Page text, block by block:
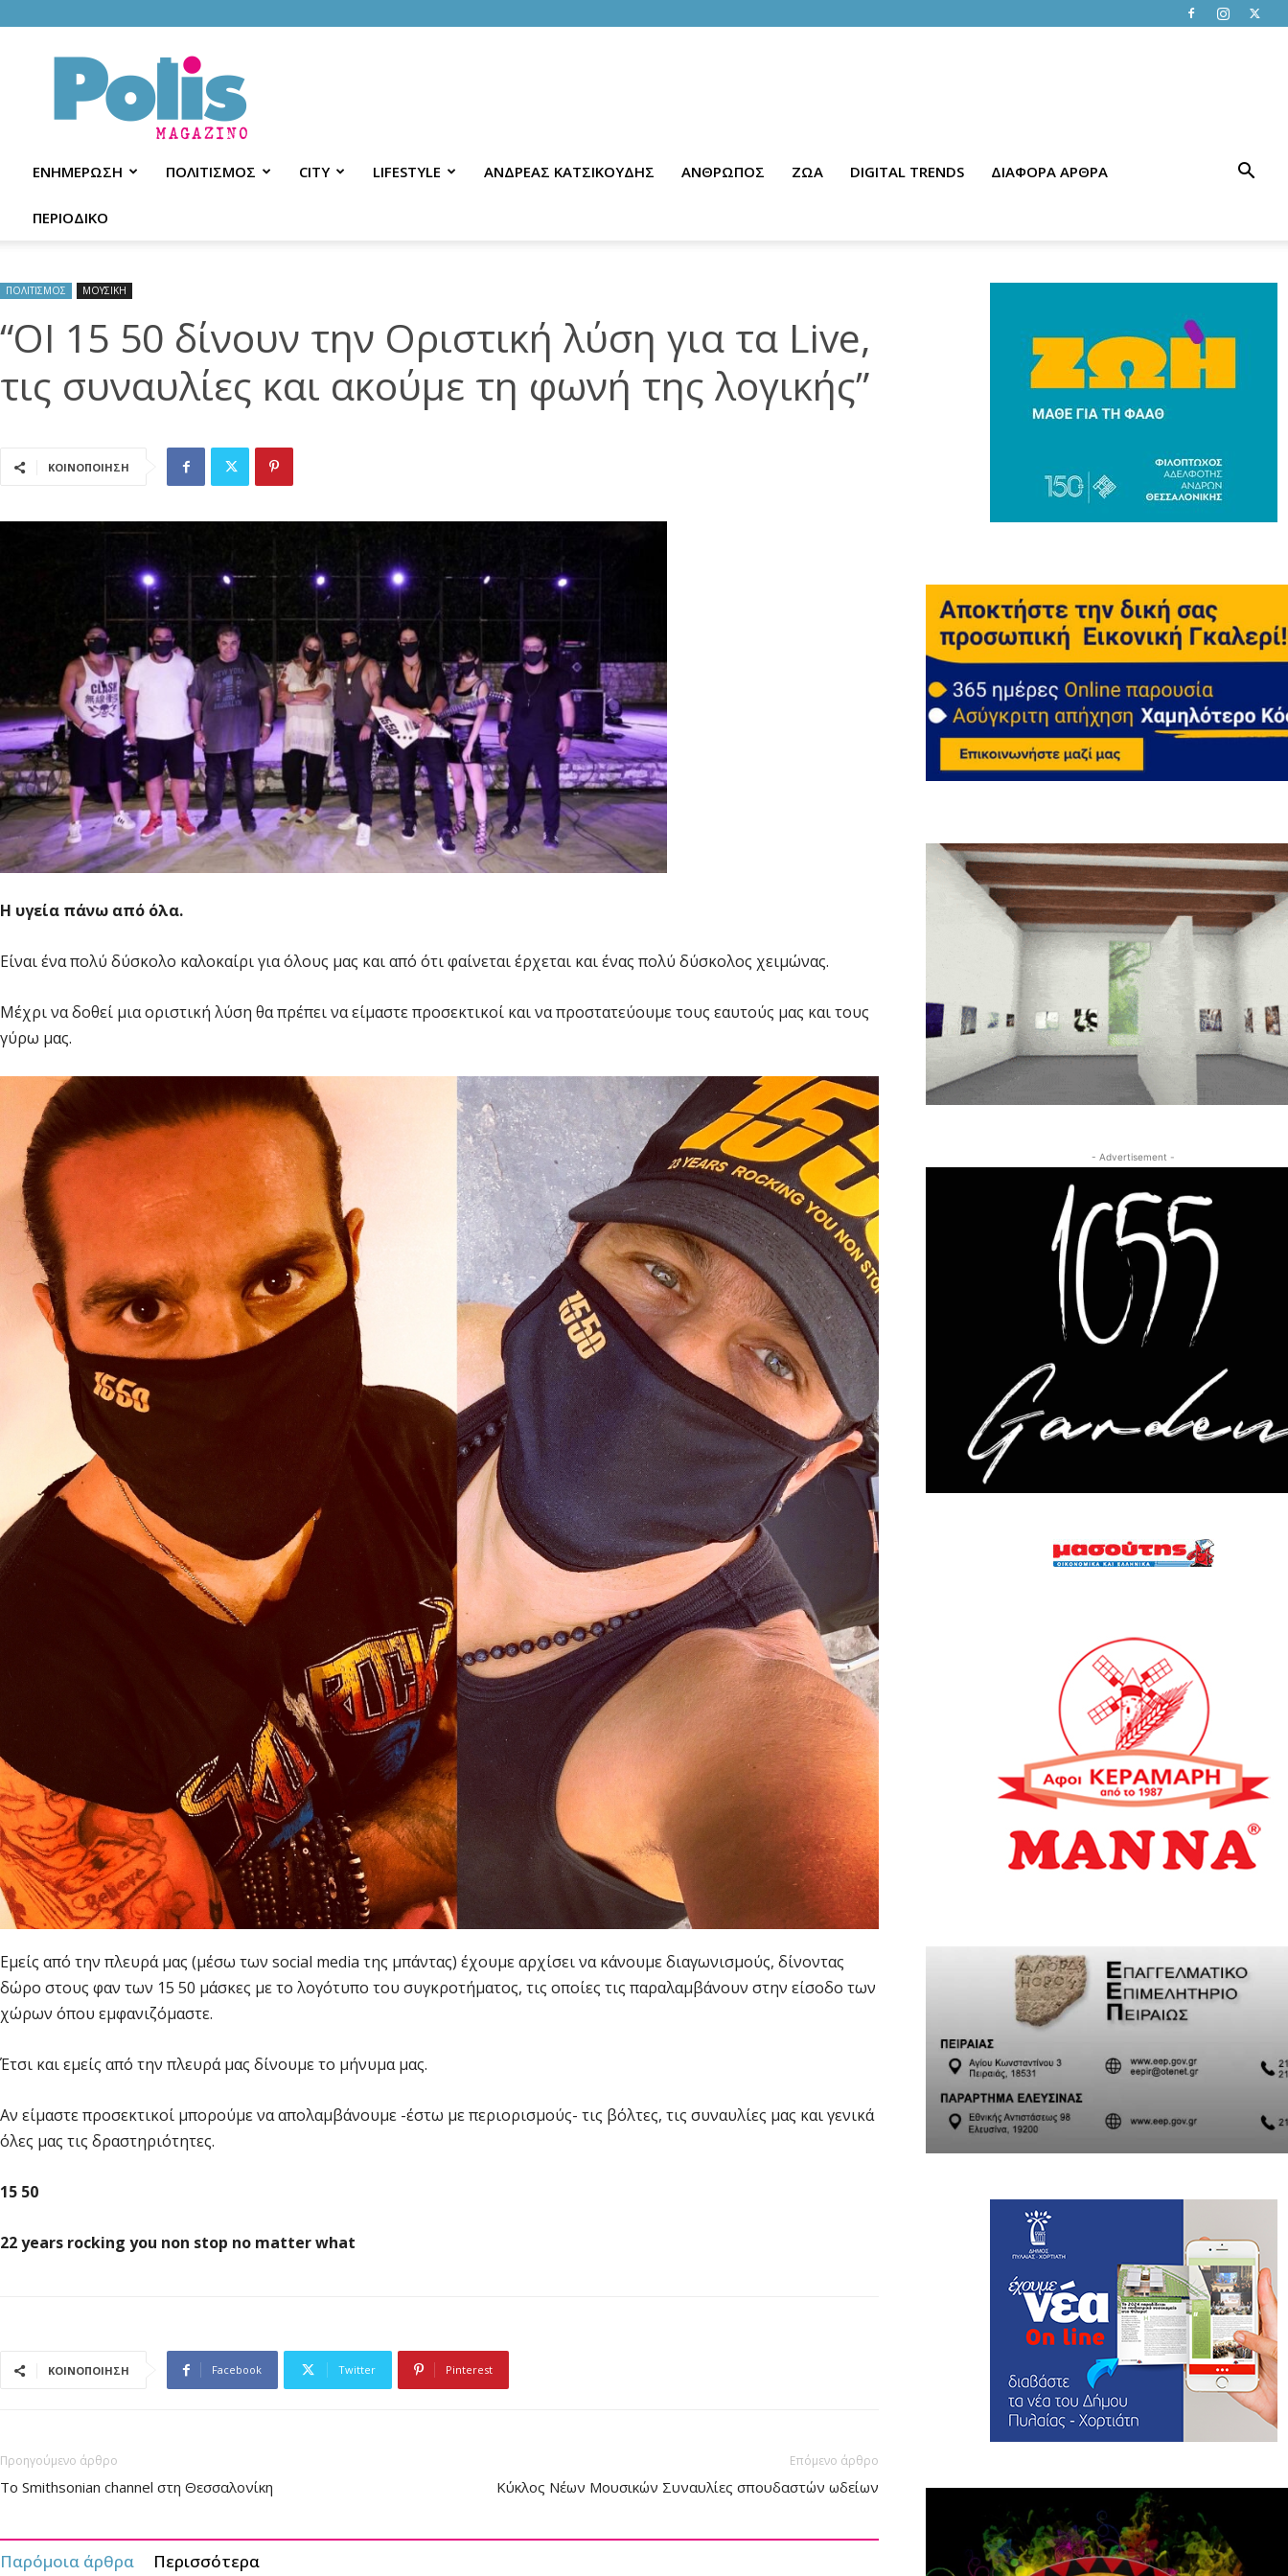
Polis
Magazino
ΕΝΗΜΕΡΩΣΗ ΠΟΛΙΤΙΣΜΟΣ CITY LIFESTYLE ΑΝΔΡΕΑΣ ΚΑΤΣΙΚΟΥΔΗΣ ΑΝΘΡΩΠΟΣ ΖΩΑ DIGITAL TRENDS ΔΙΑΦΟΡΑ ΑΡΘΡΑ
ΠΕΡΙΟΔΙΚΟ
ΠΟΛΙΤΙΣΜΟΣ ΜΟΥΣΙΚΗ
“ΟΙ 15 50 δίνουν την Οριστική λύση για τα Live,
τις συναυλίες και ακούμε τη φωνή της λογικής”
ΚΟΙΝΟΠΟΙΗΣΗ
Η υγεία πάνω από όλα.
Είναι ένα πολύ δύσκολο καλοκαίρι για όλους μας και από ότι φαίνεται έρχεται και ένας πολύ δύσκολος χειμώνας.
Μέχρι να δοθεί μια οριστική λύση θα πρέπει να είμαστε προσεκτικοί και να προστατεύουμε τους εαυτούς μας και τους
γύρω μας.
Εμείς από την πλευρά μας (μέσω των social media της μπάντας) έχουμε αρχίσει να κάνουμε διαγωνισμούς, δίνοντας
δώρο στους φαν των 15 50 μάσκες με το λογότυπο του συγκροτήματος, τις οποίες τις παραλαμβάνουν στην είσοδο των
χώρων όπου εμφανιζόμαστε.
Έτσι και εμείς από την πλευρά μας δίνουμε το μήνυμα μας.
Αν είμαστε προσεκτικοί μπορούμε να απολαμβάνουμε -έστω με περιορισμούς- τις βόλτες, τις συναυλίες μας και γενικά
όλες μας τις δραστηριότητες.
15 50
22 years rocking you non stop no matter what
ΚΟΙΝΟΠΟΙΗΣΗ Facebook Twitter Pinterest
Προηγούμενο άρθρο
Το Smithsonian channel στη Θεσσαλονίκη
Επόμενο άρθρο
Κύκλος Νέων Μουσικών Συναυλίες σπουδαστών ωδείων
Παρόμοια άρθρα Περισσότερα
- Advertisement -